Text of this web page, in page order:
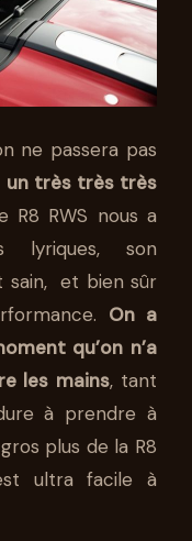
ne passera pas
un très très très
R8 RWS nous a
lyriques, son
sain, et bien sûr
On a
qu’on n’a
les mains, tant
à prendre à
plus de la R8
ultra facile à